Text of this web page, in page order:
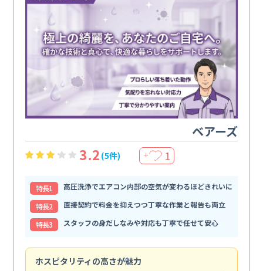
ベアーズ
3.2 (5件) ＋ 1
特⻑1
高圧洗浄でエアコン内部の空気が変わるほどきれいに
特⻑2
直接契約で料金を抑えつつ丁寧な作業と報告も両立
特⻑3
スタッフの身だしなみや対応も丁寧で任せて安心
ホスピタリティの高さが魅力